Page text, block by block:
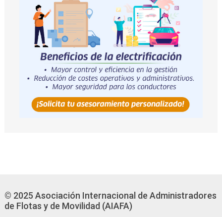
© 2025 Asociación Internacional de Administradores
de Flotas y de Movilidad (AIAFA)